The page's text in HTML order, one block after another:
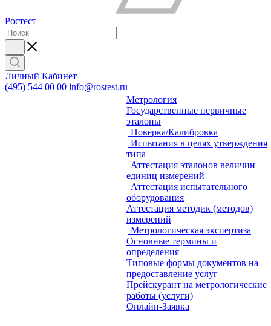
Ростест
Личный Кабинет
(495) 544 00 00 info@rostest.ru
Метрология
Государственные первичные
эталоны
Поверка/Калибровка
Испытания в целях утверждения
типа
Аттестация эталонов величин
единиц измерений
Аттестация испытательного
оборудования
Аттестация методик (методов)
измерений
Метрологическая экспертиза
Основные термины и
определения
Типовые формы документов на
предоставление услуг
Прейскурант на метрологические
работы (услуги)
Онлайн-Заявка